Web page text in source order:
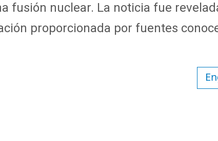
fusión nuclear. La noticia fue
proporcionada por fuentes